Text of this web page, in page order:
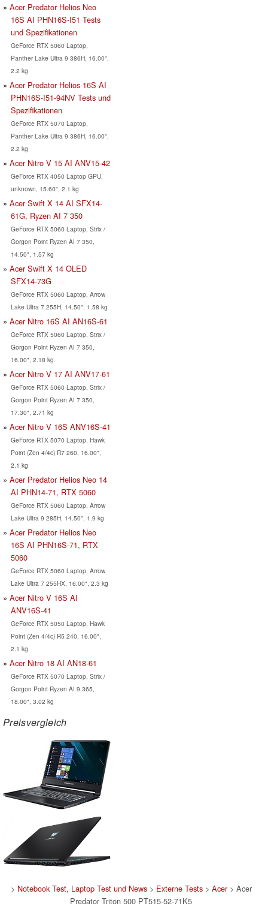
Acer Predator Helios Neo
16S AI PHN16S-I51 Tests
und Spezifikationen
GeForce RTX 5060 Laptop,
Panther Lake Ultra 9 386H, 16.00",
2.2 kg
Acer Predator Helios 16S AI
PHN16S-I51-94NV Tests und
Spezifikationen
GeForce RTX 5070 Laptop,
Panther Lake Ultra 9 386H, 16.00",
2.2 kg
Acer Nitro V 15 AI ANV15-42
GeForce RTX 4050 Laptop GPU,
unknown, 15.60", 2.1 kg
Acer Swift X 14 AI SFX14-
61G, Ryzen AI 7 350
GeForce RTX 5060 Laptop, Strix /
Gorgon Point Ryzen AI 7 350,
14.50", 1.57 kg
Acer Swift X 14 OLED
SFX14-73G
GeForce RTX 5060 Laptop, Arrow
Lake Ultra 7 255H, 14.50", 1.58 kg
Acer Nitro 16S AI AN16S-61
GeForce RTX 5060 Laptop, Strix /
Gorgon Point Ryzen AI 7 350,
16.00", 2.18 kg
Acer Nitro V 17 AI ANV17-61
GeForce RTX 5060 Laptop, Strix /
Gorgon Point Ryzen AI 7 350,
17.30", 2.71 kg
Acer Nitro V 16S ANV16S-41
GeForce RTX 5070 Laptop, Hawk
Point (Zen 4/4c) R7 260, 16.00",
2.1 kg
Acer Predator Helios Neo 14
AI PHN14-71, RTX 5060
GeForce RTX 5060 Laptop, Arrow
Lake Ultra 9 285H, 14.50", 1.9 kg
Acer Predator Helios Neo
16S AI PHN16S-71, RTX
5060
GeForce RTX 5060 Laptop, Arrow
Lake Ultra 7 255HX, 16.00", 2.3 kg
Acer Nitro V 16S AI
ANV16S-41
GeForce RTX 5050 Laptop, Hawk
Point (Zen 4/4c) R5 240, 16.00",
2.1 kg
Acer Nitro 18 AI AN18-61
GeForce RTX 5070 Laptop, Strix /
Gorgon Point Ryzen AI 9 365,
18.00", 3.02 kg
Preisvergleich
> Notebook Test, Laptop Test und News> Externe Tests> Acer> Acer
Predator Triton 500 PT515-52-71K5